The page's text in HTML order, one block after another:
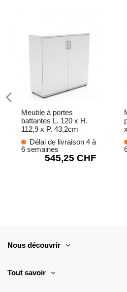
Meuble à portes
battantes L. 120 x H.
112,9 x P. 43,2cm
Délai de livraison 4 à
6 semaines
545,25 CHF
Nous découvrir
Tout savoir